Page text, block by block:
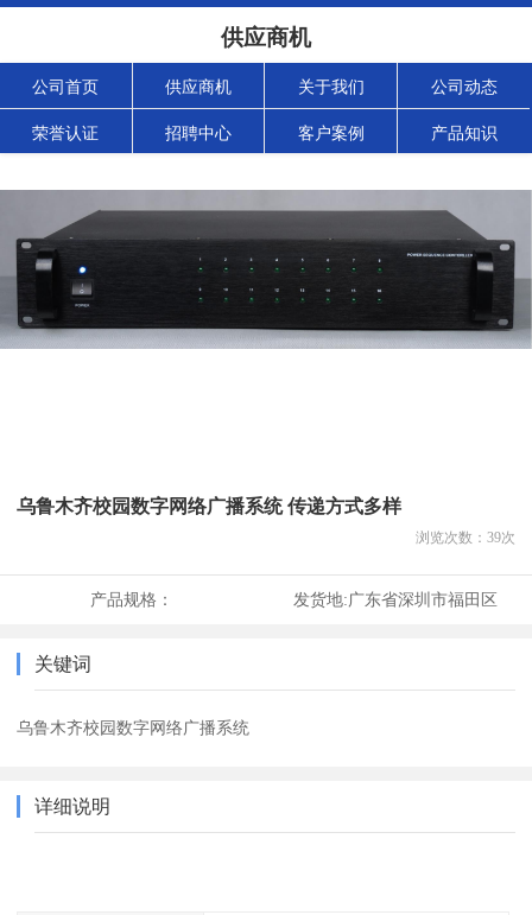
供应商机
公司首页 供应商机 关于我们 公司动态
荣誉认证 招聘中心 客户案例 产品知识
乌鲁木齐校园数字网络广播系统 传递方式多样
浏览次数： 39次
产品规格： 发货地:广东省深圳市福田区
关键词
乌鲁木齐校园数字网络广播系统
详细说明